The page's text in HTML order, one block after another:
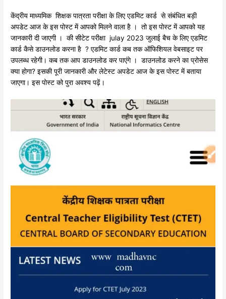
केंद्रीय माध्यमिक शिक्षक पात्रता परीक्षा के लिए एडमिट कार्ड से संबंधित बड़ी
अपडेट आज के इस पोस्ट में आपको मिलने वाला है । तो इस पोस्ट में आपको यह
जानकारी दी जाएगी । की सीटेट परीक्षा julay 2023 जुलाई बैच के लिए एडमिट
कार्ड कैसे डाउनलोड करना है ? एडमिट कार्ड कब तक ऑफिशियल वेबसाइट पर
उपलब्ध रहेगी। कब तक आप डाउनलोड कर पाएंगे । डाउनलोड करने का प्रोसेस
क्या होगा? इसकी पूरी जानकारी और लेटेस्ट अपडेट आज के इस पोस्ट में बताया
जाएगा। इस पोस्ट को पुरा अवश्य पढ़ें।